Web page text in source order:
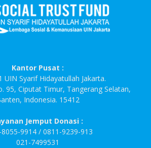
Kantor Pusat :
UIN Syarif Hidayatullah Jakarta.
95, Ciputat Timur, Tangerang Selatan,
Indonesia. 15412
Jemput Donasi :
9914 / 0811-9239-913
021-7499531